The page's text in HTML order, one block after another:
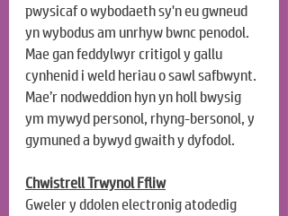
pwysicaf o wybodaeth sy'n eu gwneud
yn wybodus am unrhyw bwnc penodol.
Mae gan feddylwyr critigol y gallu
cynhenid ​​​​i weld heriau o sawl safbwynt.
Mae’r nodweddion hyn yn holl bwysig
ym mywyd personol, rhyng-bersonol, y
gymuned a bywyd gwaith y dyfodol.
Chwistrell Trwynol Ffliw
Gweler y ddolen electronig atodedig